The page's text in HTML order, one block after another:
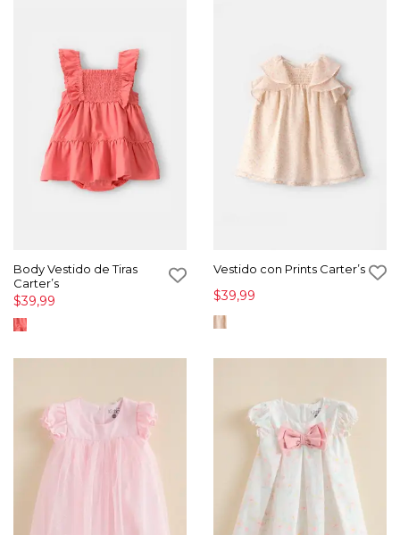
Body Vestido de Tiras
Carter’s
$39,99
Vestido con Prints Carter’s
$39,99